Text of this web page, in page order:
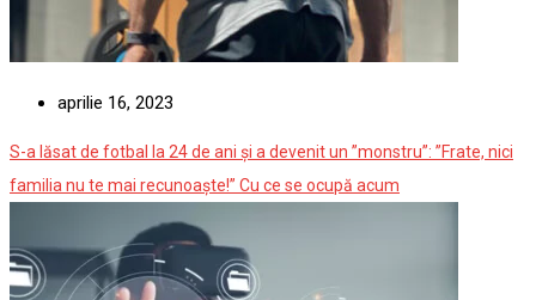
aprilie 16, 2023
S-a lăsat de fotbal la 24 de ani și a devenit un ”monstru”: ”Frate, nici
familia nu te mai recunoaște!” Cu ce se ocupă acum